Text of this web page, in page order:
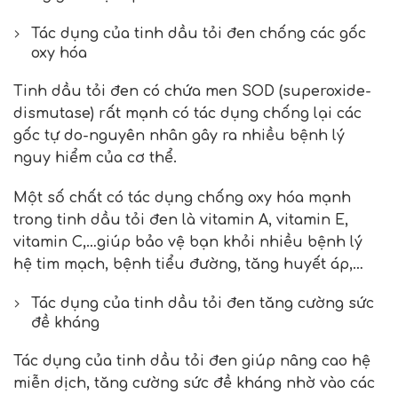
Tác dụng của tinh dầu tỏi đen chống các gốc
oxy hóa
Tinh dầu tỏi đen có chứa men SOD (superoxide-
dismutase) rất mạnh có tác dụng chống lại các
gốc tự do-nguyên nhân gây ra nhiều bệnh lý
nguy hiểm của cơ thể.
Một số chất có tác dụng chống oxy hóa mạnh
trong tinh dầu tỏi đen là vitamin A, vitamin E,
vitamin C,…giúp bảo vệ bạn khỏi nhiều bệnh lý
hệ tim mạch, bệnh tiểu đường, tăng huyết áp,…
Tác dụng của tinh dầu tỏi đen tăng cường sức
đề kháng
Tác dụng của tinh dầu tỏi đen giúp nâng cao hệ
miễn dịch, tăng cường sức đề kháng nhờ vào các